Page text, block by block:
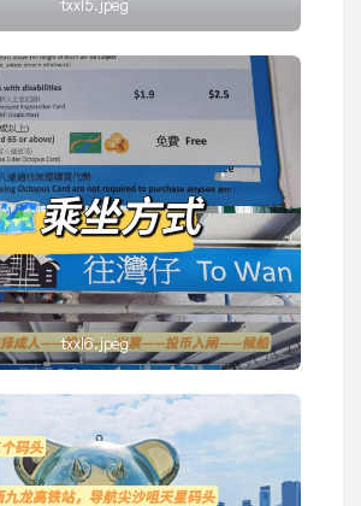
txxl5.jpeg
txxl6.jpeg